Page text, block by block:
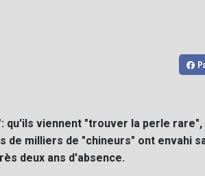
qu'ils viennent "trouver la perle
de milliers de "chineurs" ont envahi
deux ans d'absence.